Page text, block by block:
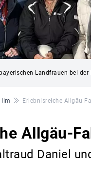
Landfrauen bei
Ilm Erlebnisreiche Allgäu-
Allgäu-
Daniel